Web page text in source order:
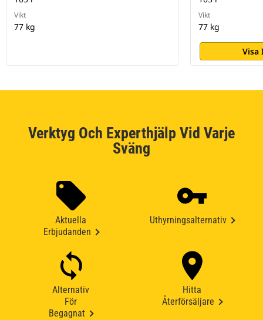
Vikt
77 kg
Vikt
77 kg
Visa
Verktyg Och Experthjälp Vid Varje
Sväng
Aktuella
Erbjudanden
Uthyrningsalternativ
Alternativ
För
Begagnat
Hitta
Återförsäljare